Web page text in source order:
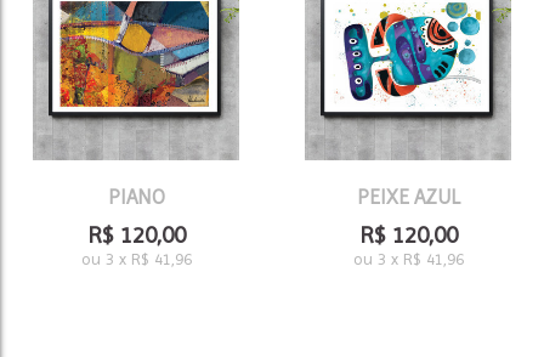
PIANO
R$ 120,00
ou 3 x R$ 41,96
PEIXE AZUL
R$ 120,00
ou 3 x R$ 41,96